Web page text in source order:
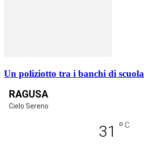
Un poliziotto tra i banchi di scuola
RAGUSA
Cielo Sereno
31 ° C